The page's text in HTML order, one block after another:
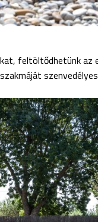
feltöltődhetünk